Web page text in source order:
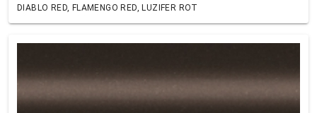
DIABLO RED, FLAMENGO RED, LUZIFER ROT